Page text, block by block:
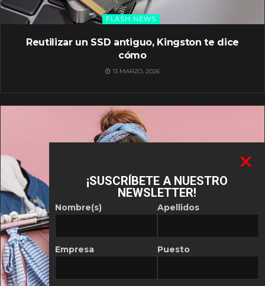
FLASH NEWS
Reutilizar un SSD antiguo, Kingston te dice
cómo
13 MARZO, 2026
¡SUSCRÍBETE A NUESTRO
NEWSLETTER!
Nombre(s)
Empresa
Apellidos
Puesto